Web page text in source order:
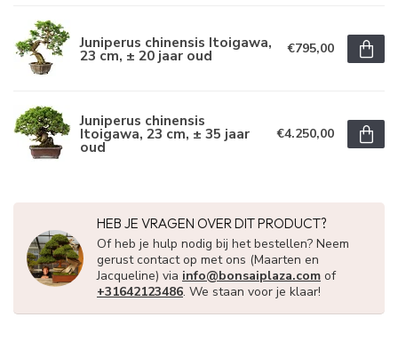
Juniperus chinensis Itoigawa,
23 cm, ± 20 jaar oud €795,00
Juniperus chinensis
Itoigawa, 23 cm, ± 35 jaar
oud
€4.250,00
HEB JE VRAGEN OVER DIT PRODUCT?
Of heb je hulp nodig bij het bestellen? Neem
gerust contact op met ons (Maarten en
Jacqueline) via info@bonsaiplaza.com of
+31642123486. We staan voor je klaar!